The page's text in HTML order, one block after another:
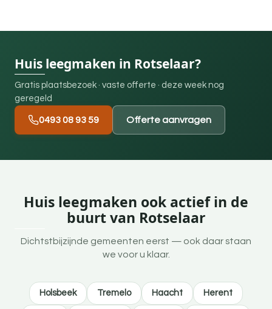
Huis leegmaken in Rotselaar?
Gratis plaatsbezoek · vaste offerte · deze week nog
geregeld
0493 08 93 59 Offerte aanvragen
Huis leegmaken ook actief in de
buurt van Rotselaar
Dichtstbijzijnde gemeenten eerst — ook daar staan
we voor u klaar.
Holsbeek Tremelo Haacht Herent